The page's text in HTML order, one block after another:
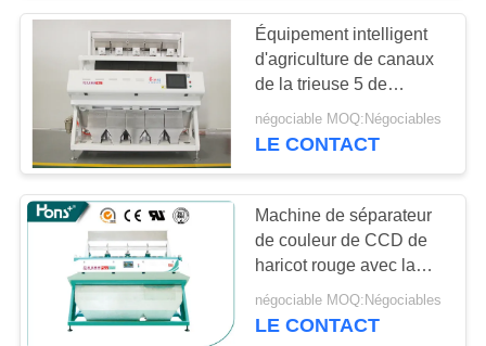
Trieuse Nuts de
couleur
11
29
Équipement intelligent
d'agriculture de canaux
de la trieuse 5 de
couleur de haricot nain
de RVB
négociable MOQ:Négociables
LE CONTACT
Machine de séparateur
de couleur de CCD de
haricot rouge avec la
vanne
électromagnétique à
négociable MOQ:Négociables
LE CONTACT